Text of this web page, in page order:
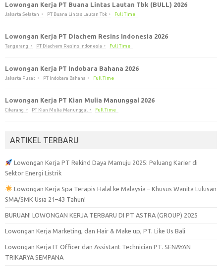
Lowongan Kerja PT Buana Lintas Lautan Tbk (BULL) 2026
Jakarta Selatan PT Buana Lintas Lautan Tbk Full Time
Lowongan Kerja PT Diachem Resins Indonesia 2026
Tangerang PT Diachem Resins Indonesia Full Time
Lowongan Kerja PT Indobara Bahana 2026
Jakarta Pusat PT Indobara Bahana Full Time
Lowongan Kerja PT Kian Mulia Manunggal 2026
Cikarang PT Kian Mulia Manunggal Full Time
ARTIKEL TERBARU
Lowongan Kerja PT Rekind Daya Mamuju 2025: Peluang Karier di
Sektor Energi Listrik
Lowongan Kerja Spa Terapis Halal ke Malaysia – Khusus Wanita Lulusan
SMA/SMK Usia 21–43 Tahun!
BURUAN! LOWONGAN KERJA TERBARU DI PT ASTRA (GROUP) 2025
Lowongan Kerja Marketing, dan Hair & Make up, PT. Like Us Bali
Lowongan Kerja IT Officer dan Assistant Technician PT. SENAYAN
TRIKARYA SEMPANA